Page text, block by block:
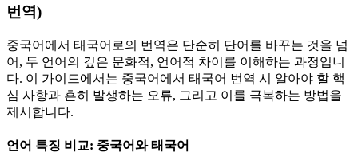
번역)
중국어에서 태국어로의 번역은 단순히 단어를 바꾸는 것을 넘
어, 두 언어의 깊은 문화적, 언어적 차이를 이해하는 과정입니
다. 이 가이드에서는 중국어에서 태국어 번역 시 알아야 할 핵
심 사항과 흔히 발생하는 오류, 그리고 이를 극복하는 방법을
제시합니다.
언어 특징 비교: 중국어와 태국어